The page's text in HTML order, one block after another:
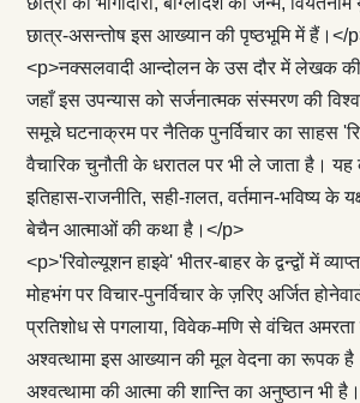
छात्र-असन्तोष इस आख्यान की पृष्ठभूमि में हैं।</
<p>नक्सलवादी आन्दोलन के उस दौर में लेखक की
जहाँ इस उपन्यास को सर्जनात्मक संस्मरण की
समूचे घटनाक्रम पर नैतिक पुनर्विचार का साहस
वैचारिक चुनौती के धरातल पर भी ले जाता है। यह
इतिहास-राजनीति, सही-ग़लत, वर्तमान-भविष्य के
बेचैन आत्माओं की कथा है।</p>
<p>'रिवोल्यूशन हाइवे' भीतर-बाहर के द्वन्द्वों में
मोहभंग पर विचार-पुनर्विचार के ज़रिए अर्जित
प्रतिशोध से पगलाया, विवेक-मणि से वंचित अमरता
अश्वत्थामा इस आख्यान की मूल वेदना का रूपक
अश्वत्थामा की आत्मा की शान्ति का अनुष्ठान भी